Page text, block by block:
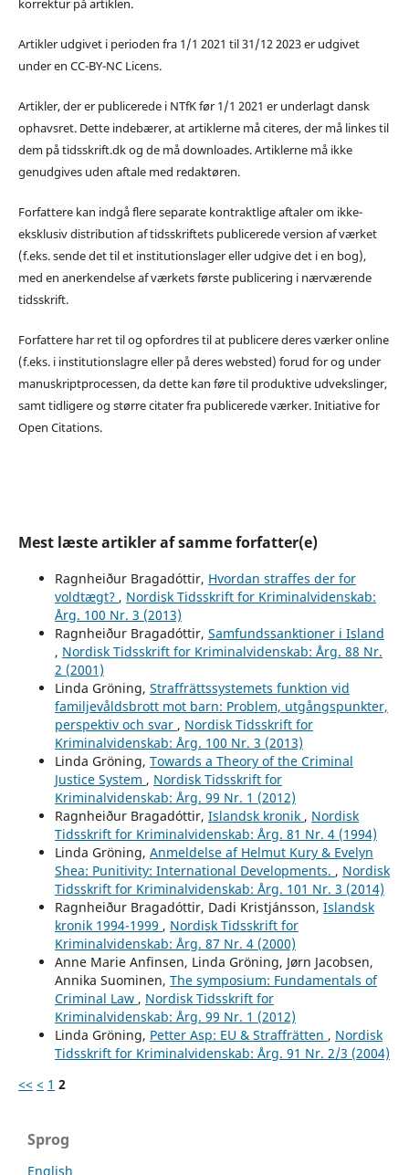
korrektur på artiklen.
Artikler udgivet i perioden fra 1/1 2021 til 31/12 2023 er udgivet
under en CC-BY-NC Licens.
Artikler, der er publicerede i NTfK før 1/1 2021 er underlagt dansk
ophavsret. Dette indebærer, at artiklerne må citeres, der må linkes til
dem på tidsskrift.dk og de må downloades. Artiklerne må ikke
genudgives uden aftale med redaktøren.
Forfattere kan indgå flere separate kontraktlige aftaler om ikke-
eksklusiv distribution af tidsskriftets publicerede version af værket
(f.eks. sende det til et institutionslager eller udgive det i en bog),
med en anerkendelse af værkets første publicering i nærværende
tidsskrift.
Forfattere har ret til og opfordres til at publicere deres værker online
(f.eks. i institutionslagre eller på deres websted) forud for og under
manuskriptprocessen, da dette kan føre til produktive udvekslinger,
samt tidligere og større citater fra publicerede værker. Initiative for
Open Citations.
Mest læste artikler af samme forfatter(e)
Ragnheiður Bragadóttir, Hvordan straffes der for
voldtægt? , Nordisk Tidsskrift for Kriminalvidenskab:
Årg. 100 Nr. 3 (2013)
Ragnheiður Bragadóttir, Samfundssanktioner i Island
, Nordisk Tidsskrift for Kriminalvidenskab: Årg. 88 Nr.
2 (2001)
Linda Gröning, Straffrättssystemets funktion vid
familjevåldsbrott mot barn: Problem, utgångspunkter,
perspektiv och svar , Nordisk Tidsskrift for
Kriminalvidenskab: Årg. 100 Nr. 3 (2013)
Linda Gröning, Towards a Theory of the Criminal
Justice System , Nordisk Tidsskrift for
Kriminalvidenskab: Årg. 99 Nr. 1 (2012)
Ragnheiður Bragadóttir, Islandsk kronik , Nordisk
Tidsskrift for Kriminalvidenskab: Årg. 81 Nr. 4 (1994)
Linda Gröning, Anmeldelse af Helmut Kury & Evelyn
Shea: Punitivity: International Developments. , Nordisk
Tidsskrift for Kriminalvidenskab: Årg. 101 Nr. 3 (2014)
Ragnheiður Bragadóttir, Dadi Kristjánsson, Islandsk
kronik 1994-1999 , Nordisk Tidsskrift for
Kriminalvidenskab: Årg. 87 Nr. 4 (2000)
Anne Marie Anfinsen, Linda Gröning, Jørn Jacobsen,
Annika Suominen, The symposium: Fundamentals of
Criminal Law , Nordisk Tidsskrift for
Kriminalvidenskab: Årg. 99 Nr. 1 (2012)
Linda Gröning, Petter Asp: EU & Straffrätten , Nordisk
Tidsskrift for Kriminalvidenskab: Årg. 91 Nr. 2/3 (2004)
<< < 1 2
Sprog
English